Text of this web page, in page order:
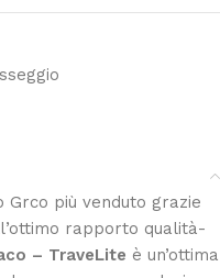
Grco più venduto grazie
rapporto qualità-
– TraveLite è un’ottima